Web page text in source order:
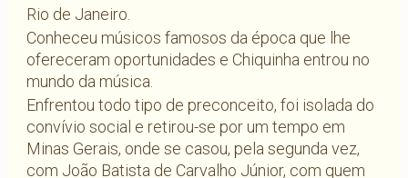
Rio de Janeiro.
Conheceu músicos famosos da época que lhe
ofereceram oportunidades e Chiquinha entrou no
mundo da música.
Enfrentou todo tipo de preconceito, foi isolada do
convívio social e retirou-se por um tempo em
Minas Gerais, onde se casou, pela segunda vez,
com João Batista de Carvalho Júnior, com quem